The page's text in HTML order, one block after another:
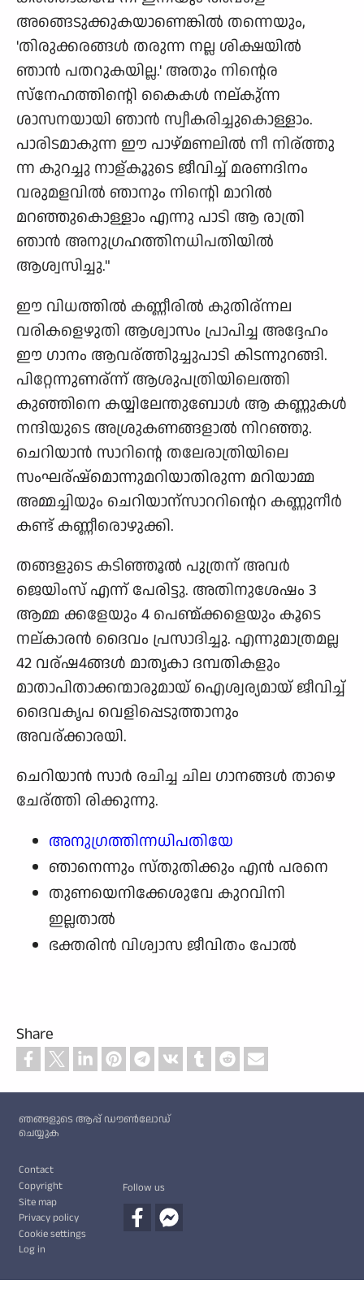
അങ്ങെടുക്കുകയാണെങ്കില്‍ തന്നെയും,
'തിരുക്കരങ്ങള്‍ തരുന്ന നല്ല ശിക്ഷയില്‍
ഞാന്‍ പതറുകയില്ല.' അതും നിന്റെര
സ്നേഹത്തിന്റെി കൈകള്‍ നല്കു്ന്ന
ശാസനയായി ഞാന്‍ സ്വീകരിച്ചുകൊള്ളാം.
പാരിടമാകുന്ന ഈ പാഴ്മണലില്‍ നീ നിര്ത്തു
ന്ന കുറച്ചു നാള്കൂുടെ ജീവിച്ച് മരണദിനം
വരുമളവില്‍ ഞാനും നിന്റെി മാറില്‍
മറഞ്ഞുകൊള്ളാം എന്നു പാടി ആ രാത്രി
ഞാന്‍ അനുഗ്രഹത്തിനധിപതിയില്‍
ആശ്വസിച്ചു."
ഈ വിധത്തില്‍ കണ്ണീരില്‍ കുതിര്ന്നല
വരികളെഴുതി ആശ്വാസം പ്രാപിച്ച അദ്ദേഹം
ഈ ഗാനം ആവര്ത്തിുച്ചുപാടി കിടന്നുറങ്ങി.
പിറ്റേന്നുണര്ന്ന് ആശുപത്രിയിലെത്തി
കുഞ്ഞിനെ കയ്യിലേന്തുബോള്‍ ആ കണ്ണുകള്‍
നന്ദിയുടെ അശ്രുകണങ്ങളാല്‍ നിറഞ്ഞു.
ചെറിയാന്‍ സാറിന്റെ‍ തലേരാത്രിയിലെ
സംഘര്ഷ്മൊന്നുമറിയാതിരുന്ന മറിയാമ്മ
അമ്മച്ചിയും ചെറിയാന്സാററിന്റെറ കണ്ണുനീര്‍
കണ്ട് കണ്ണീരൊഴുക്കി.
തങ്ങളുടെ കടിഞ്ഞൂല്‍ പുത്രന് അവര്‍
ജെയിംസ് എന്ന് പേരിട്ടു. അതിനുശേഷം 3
ആമ്മ ക്കളേയും 4 പെണ്മ്ക്കളെയും കൂടെ
നല്കാരന്‍ ദൈവം പ്രസാദിച്ചു. എന്നുമാത്രമല്ല
42 വര്ഷ4ങ്ങള്‍ മാതൃകാ ദമ്പതികളും
മാതാപിതാക്കന്മാരുമായ്‌ ഐശ്വര്യമായ് ജീവിച്ച്
ദൈവകൃപ വെളിപ്പെടുത്താനും
അവര്ക്കാരയി.
ചെറിയാന്‍ സാര്‍ രചിച്ച ചില ഗാനങ്ങള്‍ താഴെ
ചേര്ത്തി രിക്കുന്നു.
അനുഗ്രത്തിന്നധിപതിയേ
ഞാനെന്നും സ്തുതിക്കും എന്‍ പരനെ
തുണയെനിക്കേശുവേ കുറവിനി
ഇല്ലതാല്‍
ഭക്തരിന്‍ വിശ്വാസ ജീവിതം പോല്‍
Share
ഞങ്ങളുടെ ആപ്പ് ഡൗൺലോഡ്
ചെയ്യുക
Footer
Contact
Copyright
Site map
Privacy policy
Cookie settings
Log in
Follow us